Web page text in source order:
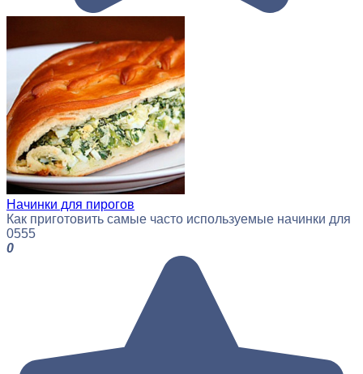
Начинки для пирогов
Как приготовить самые часто используемые начинки для
0555
0